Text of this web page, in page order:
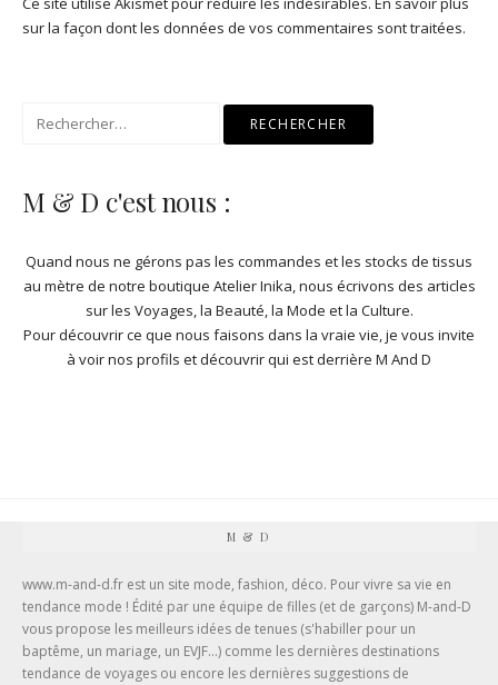
sur la façon dont les données de vos commentaires sont traitées.
Rechercher :
M & D c'est nous :
Quand nous ne gérons pas les commandes et les stocks de tissus
au mètre de notre boutique Atelier Inika, nous écrivons des articles
sur les Voyages, la Beauté, la Mode et la Culture.
Pour découvrir ce que nous faisons dans la vraie vie, je vous invite
à voir nos profils et découvrir qui est derrière M And D
M & D
www.m-and-d.fr est un site mode, fashion, déco. Pour vivre sa vie en
tendance mode ! Édité par une équipe de filles (et de garçons) M-and-D
vous propose les meilleurs idées de tenues (s'habiller pour un
baptême, un mariage, un EVJF...) comme les dernières destinations
tendance de voyages ou encore les dernières suggestions de